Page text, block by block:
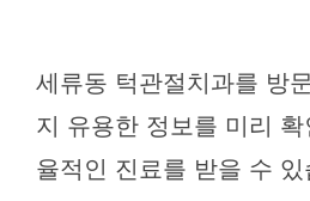
세류동 턱관절치과를 방
지 유용한 정보를 미리
율적인 진료를 받을 수 있